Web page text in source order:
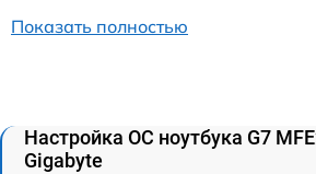
Показать полностью
Настройка ОС ноутбука G7
Gigabyte